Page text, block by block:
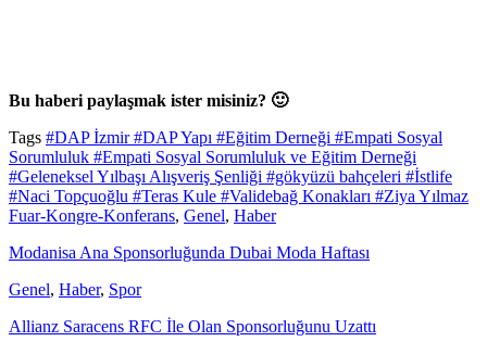
Bu haberi paylaşmak ister misiniz? 🙂
Tags #DAP İzmir#DAP Yapı #Eğitim Derneği #Empati Sosyal
Sorumluluk #Empati Sosyal Sorumluluk ve Eğitim Derneği
#Geleneksel Yılbaşı Alışveriş Şenliği #gökyüzü bahçeleri #İstlife
#Naci Topçuoğlu #Teras Kule #Validebağ Konakları #Ziya Yılmaz
Fuar-Kongre-Konferans, Genel, Haber
Modanisa Ana Sponsorluğunda Dubai Moda Haftası
Genel, Haber, Spor
Allianz Saracens RFC İle Olan Sponsorluğunu Uzattı